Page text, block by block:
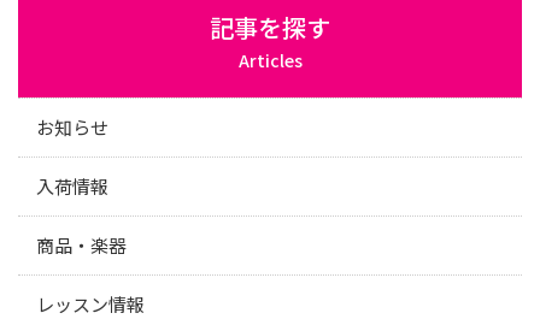
記事を探す
Articles
お知らせ
入荷情報
商品・楽器
レッスン情報